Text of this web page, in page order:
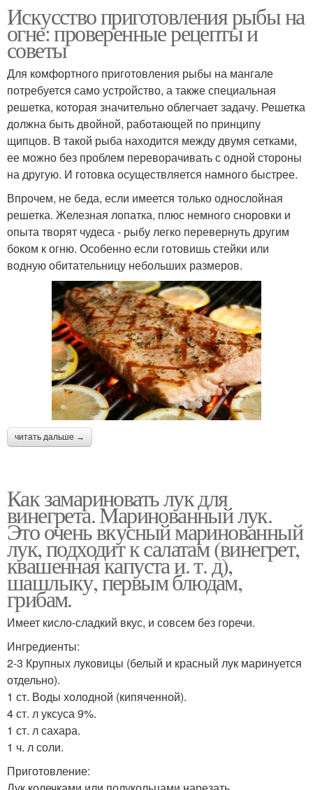
Искусство приготовления рыбы на
огне: проверенные рецепты и
советы
Для комфортного приготовления рыбы на мангале
потребуется само устройство, а также специальная
решетка, которая значительно облегчает задачу. Решетка
должна быть двойной, работающей по принципу
щипцов. В такой рыба находится между двумя сетками,
ее можно без проблем переворачивать с одной стороны
на другую. И готовка осуществляется намного быстрее.
Впрочем, не беда, если имеется только однослойная
решетка. Железная лопатка, плюс немного сноровки и
опыта творят чудеса - рыбу легко перевернуть другим
боком к огню. Особенно если готовишь стейки или
водную обитательницу небольших размеров.
читать дальше →
Как замариновать лук для
винегрета. Маринованный лук.
Это очень вкусный маринованный
лук, подходит к салатам (винегрет,
квашенная капуста и. т. д),
шашлыку, первым блюдам,
грибам.
Имеет кисло-сладкий вкус, и совсем без горечи.
Ингредиенты:
2-3 Крупных луковицы (белый и красный лук маринуется
отдельно).
1 ст. Воды холодной (кипяченной).
4 ст. л уксуса 9%.
1 ст. л сахара.
1 ч. л соли.
Приготовление: